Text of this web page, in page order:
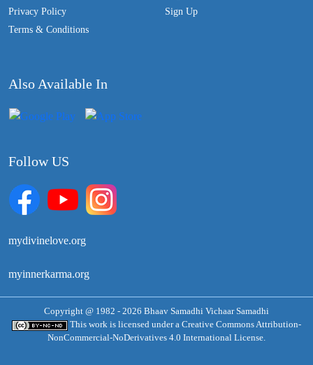
Privacy Policy
Terms & Conditions
Sign Up
Also Available In
Follow US
mydivinelove.org
myinnerkarma.org
Copyright @ 1982 - 2026 Bhaav Samadhi Vichaar Samadhi
This work is licensed under a Creative Commons Attribution-
NonCommercial-NoDerivatives 4.0 International License.